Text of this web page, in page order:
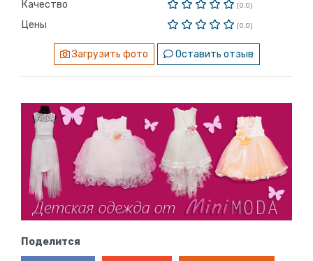
Качество (0.0)
Цены (0.0)
Загрузить фото Оставить отзыв
Поделится